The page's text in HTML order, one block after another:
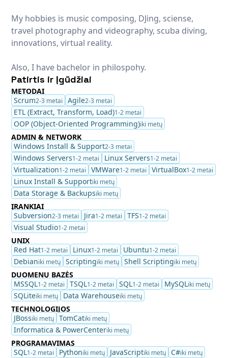
My hobbies is music composing, DJing, sciense,
travel photography and videography, scuba diving,
innovations, virtual reality.
Also, I have bachelor in philospohy.
Patirtis ir Įgūdžiai
METODAI
Scrum2-3 metai Agile2-3 metai
ETL (Extract, Transform, Load)1-2 metai
OOP (Object-Oriented Programming)iki metų
ADMIN & NETWORK
Windows Install & Support2-3 metai
Windows Servers1-2 metai Linux Servers1-2 metai
Virtualization1-2 metai VMWare1-2 metai VirtualBox1-2 metai
Linux Install & Supportiki metų
Data Storage & Backupsiki metų
ĮRANKIAI
Subversion2-3 metai Jira1-2 metai TFS1-2 metai
Visual Studio1-2 metai
UNIX
Red Hat1-2 metai Linux1-2 metai Ubuntu1-2 metai
Debianiki metų Scriptingiki metų Shell Scriptingiki metų
DUOMENŲ BAZĖS
MSSQL1-2 metai TSQL1-2 metai SQL1-2 metai MySQLiki metų
SQLiteiki metų Data Warehouseiki metų
TECHNOLOGIJOS
JBossiki metų TomCatiki metų
Informatica & PowerCenteriki metų
PROGRAMAVIMAS
SQL1-2 metai Pythoniki metų JavaScriptiki metų C#iki metų